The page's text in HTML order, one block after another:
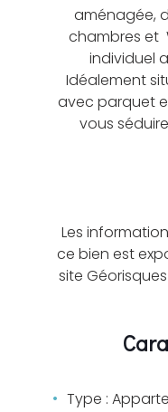
aménagée,
chambres et
individuel
Idéalement
avec parquet
vous
Les
ce bien est
site
Type :